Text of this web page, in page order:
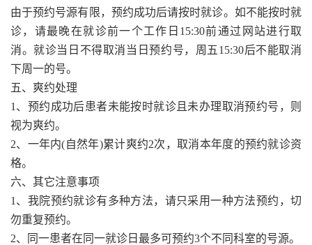
由于预约号源有限，预约成功后请按时就诊。如不能按时就
诊，请最晚在就诊前一个工作日15:30前通过网站进行取
消。就诊当日不得取消当日预约号，周五15:30后不能取消
下周一的号。
五、爽约处理
1、预约成功后患者未能按时就诊且未办理取消预约号，则
视为爽约。
2、一年内(自然年)累计爽约2次，取消本年度的预约就诊资
格。
六、其它注意事项
1、我院预约就诊有多种方法，请只采用一种方法预约，切
勿重复预约。
2、同一患者在同一就诊日最多可预约3个不同科室的号源。